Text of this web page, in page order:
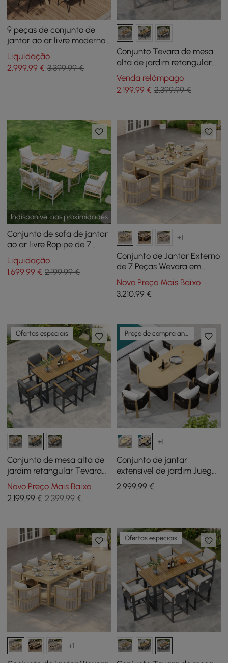
9 peças de conjunto de
jantar ao ar livre moderno
de meados do século, mesa
retangular e cadeira de
alumínio e rattan
Liquidação
2.999,99 € 3.399,99 €
Conjunto Tevara de mesa
alta de jardim retangular
183x76 cm em madeira de
teca e 6 bancos altos areia
e branco quente
Venda relâmpago
2.199,99€ 2.399,99 €
Indisponível nas proximidades
Conjunto de sofá de jantar
ao ar livre Ropipe de 7
peças em cáqui e branco
para 6
Liquidação
1.699,99 € 2.199,99 €
+1
Conjunto de Jantar Externo
de 7 Peças Wevara em
Tecido de Corda com 6
Cadeiras na cor Natural
Novo Preço Mais Baixo
3.210,99€
Ofertas especiais
Conjunto de mesa alta de
jardim retangular Tevara
183x76 cm de madeira teca
e 6 bancos altos cinza
escuro e cinza escuro
Novo Preço Mais Baixo
2.199,99 € 2.399,99 €
Preço de compra antecipada
+1
Conjunto de jantar
extensível de jardim Juego
Costra com 6 poltronas
tecidas para 4 a 6 pessoas
2.999,99€
+1
Ofertas especiais